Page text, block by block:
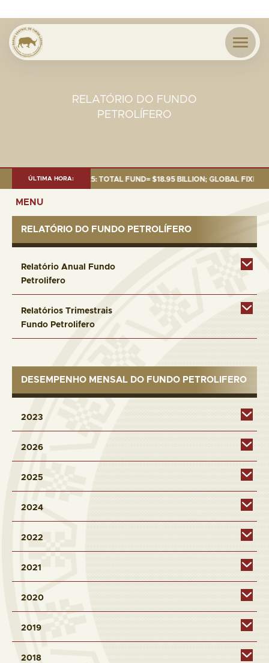
RELATÓRIO DO FUNDO
PETROLÍFERO
ÚLTIMA HORA:
AS OF 30 SEP. 2025: TOTAL FUND= $18.95 BILLION; GLOBAL FIXED
MENU
RELATÓRIO DO FUNDO PETROLÍFERO
Relatório Anual Fundo
Petrolifero
Relatórios Trimestrais
Fundo Petrolifero
DESEMPENHO MENSAL DO FUNDO PETROLIFERO
2023
2026
2025
2024
2022
2021
2020
2019
2018